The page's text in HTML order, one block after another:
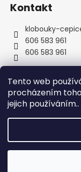
Tento web
procházením
jejich
Kontakt
klobouky-
606 583 961
606 583 961
Copyright 2026